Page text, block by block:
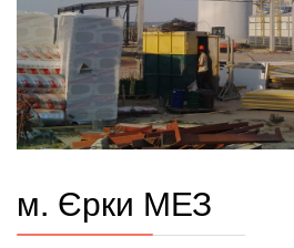
м. Єрки МЕЗ